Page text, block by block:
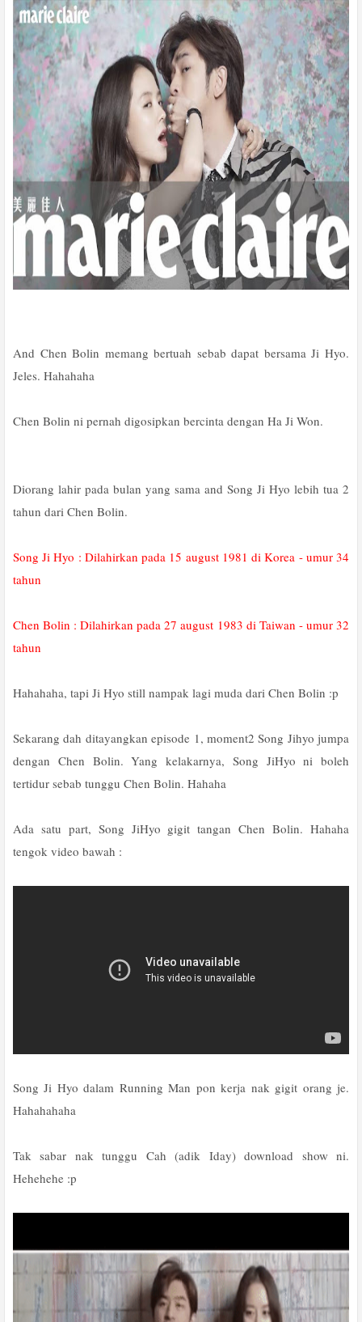
And Chen Bolin memang bertuah sebab dapat bersama Ji Hyo.
Jeles. Hahahaha
Chen Bolin ni pernah digosipkan bercinta dengan Ha Ji Won.
Diorang lahir pada bulan yang sama and Song Ji Hyo lebih tua 2
tahun dari Chen Bolin.
Song Ji Hyo : Dilahirkan pada 15 august 1981 di Korea - umur 34
tahun
Chen Bolin : Dilahirkan pada 27 august 1983 di Taiwan - umur 32
tahun
Hahahaha, tapi Ji Hyo still nampak lagi muda dari Chen Bolin :p
Sekarang dah ditayangkan episode 1, moment2 Song Jihyo jumpa
dengan Chen Bolin. Yang kelakarnya, Song JiHyo ni boleh
tertidur sebab tunggu Chen Bolin. Hahaha
Ada satu part, Song JiHyo gigit tangan Chen Bolin. Hahaha
tengok video bawah :
Song Ji Hyo dalam Running Man pon kerja nak gigit orang je.
Hahahahaha
Tak sabar nak tunggu Cah (adik Iday) download show ni.
Hehehehe :p